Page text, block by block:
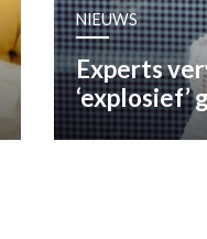
NIEUWS
Experts
‘explosief’